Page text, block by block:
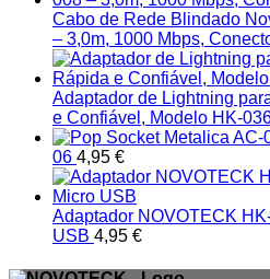
Cabo de Rede Blindado
– 3,0m, 1000 Mbps,
Adaptador de Lightning
e Confiável, Modelo HK-
06 4,95 €
Adaptador NOVOTECK
USB 4,95 €